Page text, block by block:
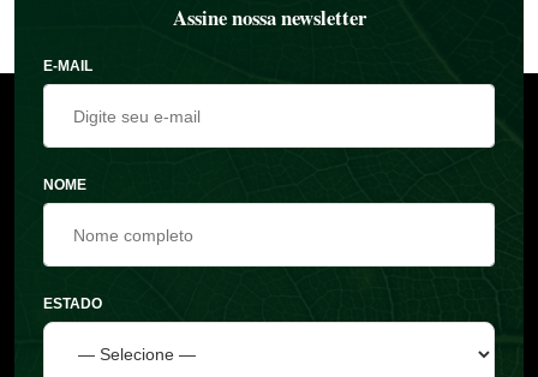
Assine nossa newsletter
E-MAIL
NOME
ESTADO